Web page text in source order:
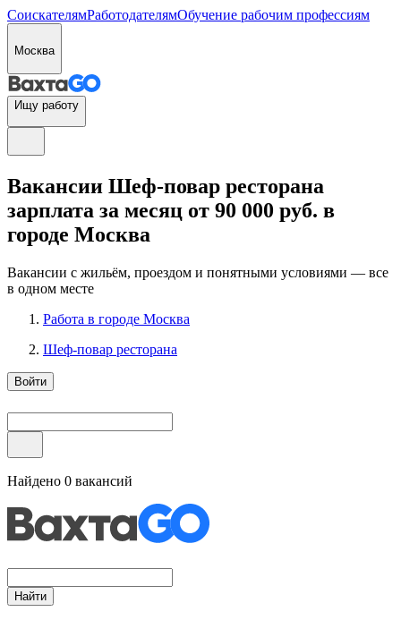
СоискателямРаботодателямОбучение рабочим профессиям
Москва
Ищу работу
Вакансии Шеф-повар ресторана
зарплата за месяц от 90 000 руб. в
городе Москва
Вакансии с жильём, проездом и понятными условиями — все
в одном месте
Работа в городе Москва
Шеф-повар ресторана
Войти
Найдено 0 вакансий
Найти